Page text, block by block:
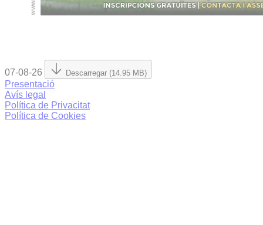
07-08-26 Descarregar (14.95 MB)
Presentació
Avís legal
Política de Privacitat
Política de Cookies